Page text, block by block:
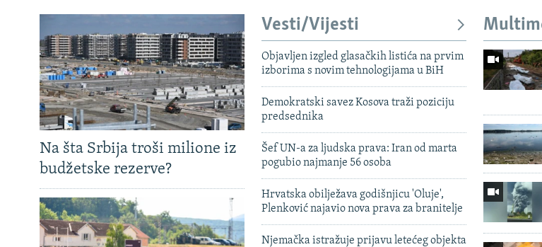
Na šta Srbija troši milione iz
budžetske rezerve?
Vesti/Vijesti
Objavljen izgled glasačkih listića na prvim
izborima s novim tehnologijama u BiH
Demokratski savez Kosova traži poziciju
predsednika
Šef UN-a za ljudska prava: Iran od marta
pogubio najmanje 56 osoba
Hrvatska obilježava godišnjicu 'Oluje',
Plenković najavio nova prava za branitelje
Njemačka istražuje prijavu letećeg objekta